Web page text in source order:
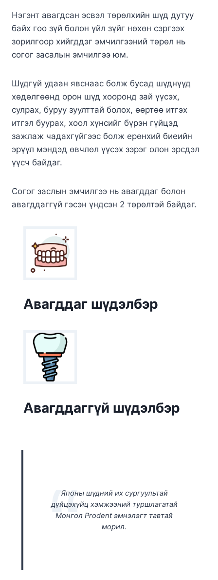
Нэгэнт авагдсан эсвэл төрөлхийн шүд дутуу
байх гоо зүй болон үйл зүйг нөхөн сэргээх
зорилгоор хийгддэг эмчилгээний төрөл нь
согог засалын эмчилгээ юм.
Шүдгүй удаан явснаас болж бусад шүднүүд
хөдөлгөөнд орон шүд хооронд зай үүсэх,
сулрах, буруу зуулттай болох, өөртөө итгэх
итгэл буурах, хоол хүнсийг бүрэн гүйцэд
зажлаж чадахгүйгээс болж ерөнхий биеийн
эрүүл мэндэд өвчлөл үүсэх зэрэг олон эрсдэл
үүсч байдаг.
Согог заслын эмчилгээ нь авагддаг болон
авагддаггүй гэсэн үндсэн 2 төрөлтэй байдаг.
Авагддаг шүдэлбэр
Авагддаггүй шүдэлбэр
Японы шүдний их сургуультай
дүйцэхүйц хэмжээний туршлагатай
Монгол Prodent эмнэлэгт тавтай
морил.